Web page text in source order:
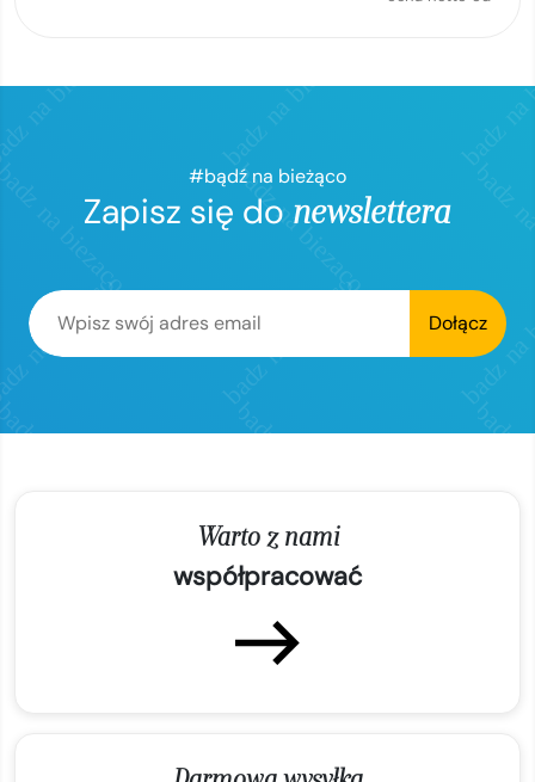
#bądź na bieżąco
Zapisz się do newslettera
Dołącz
Warto z nami
współpracować